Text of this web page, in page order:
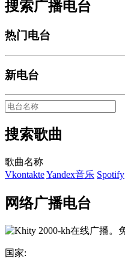
搜索广播电台
热门电台
新电台
搜索歌曲
歌曲名称
VkontakteYandex音乐 Spotify
网络广播电台
国家: